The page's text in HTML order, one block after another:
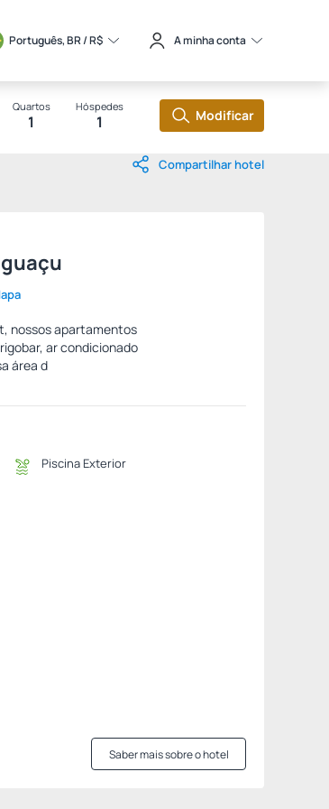
Português, BR / R$ A minha conta
Quartos
1
Hóspedes
1 Modificar
Compartilhar hotel
nossos apartamentos
ar condicionado
área d
Piscina Exterior
Saber mais sobre o hotel